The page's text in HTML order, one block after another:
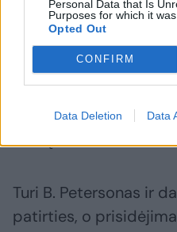
Personal Data that Is
Purposes for which it was
Opted Out
CONFIRM
Data Deletion Data
klubuose, jis treniravo
Nashą bei kitus NBA
treniruojamoje
Malone – vienas
veidų.
Turi B. Petersonas ir
patirties, o